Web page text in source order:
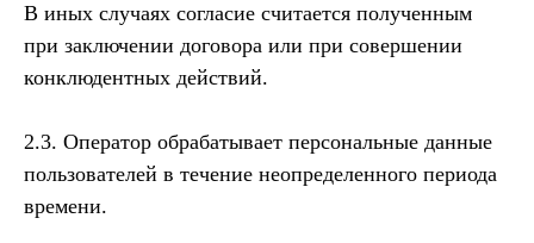
В иных случаях согласие считается полученным
при заключении договора или при совершении
конклюдентных действий.
2.3. Оператор обрабатывает персональные данные
пользователей в течение неопределенного периода
времени.